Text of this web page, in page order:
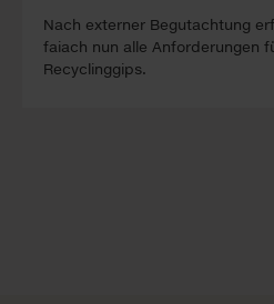
Nach ex­ter­ner Be­gutacht­ung
faiach nun alle An­forder­ung­en
Re­cyc­ling­gips.